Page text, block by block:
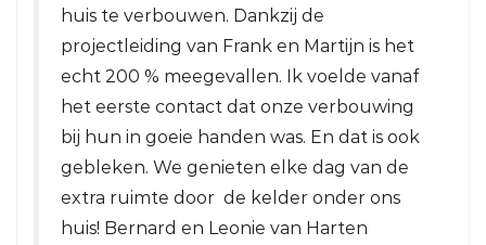
huis te verbouwen. Dankzij de
projectleiding van Frank en Martijn is het
echt 200 % meegevallen. Ik voelde vanaf
het eerste contact dat onze verbouwing
bij hun in goeie handen was. En dat is ook
gebleken. We genieten elke dag van de
extra ruimte door de kelder onder ons
huis! Bernard en Leonie van Harten